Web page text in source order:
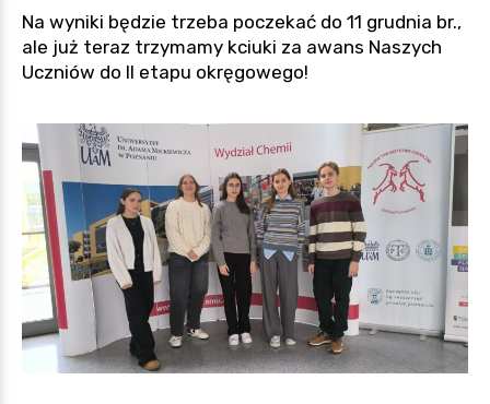
Na wyniki będzie trzeba poczekać do 11 grudnia br.,
ale już teraz trzymamy kciuki za awans Naszych
Uczniów do II etapu okręgowego!